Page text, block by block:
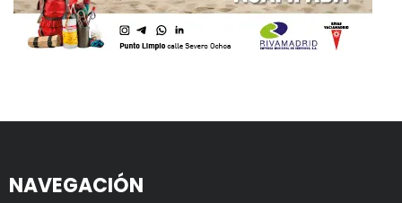
NAVEGACIÓN